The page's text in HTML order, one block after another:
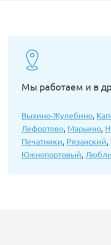
Мы работаем и в
Выхино-Жулебино
Лефортово Марьино
Печатники Рязанский
Южнопортовый